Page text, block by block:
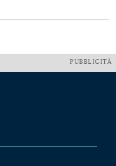
PUBBLICITÀ